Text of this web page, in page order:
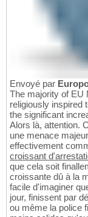
Envoyé par
The majority of EU
religiously inspired
the significant
Alors là, attention.
une menace
effectivement
croissant
que cela soit
croissante dû à la
facile d'imaginer
jour, finissent par
ou même la police